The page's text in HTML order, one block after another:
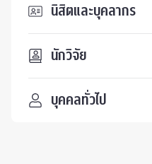
นิสิตและบุคลากร
นักวิจัย
บุคคลทั่วไป